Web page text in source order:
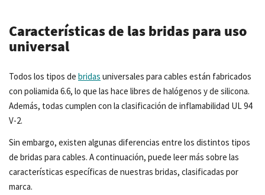
Características de las bridas para uso
universal
Todos los tipos de bridas universales para cables están fabricados
con poliamida 6.6, lo que las hace libres de halógenos y de silicona.
Además, todas cumplen con la clasificación de inflamabilidad UL 94
V-2.
Sin embargo, existen algunas diferencias entre los distintos tipos
de bridas para cables. A continuación, puede leer más sobre las
características específicas de nuestras bridas, clasificadas por
marca.